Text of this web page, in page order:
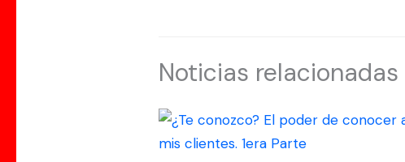
Noticias relacionadas